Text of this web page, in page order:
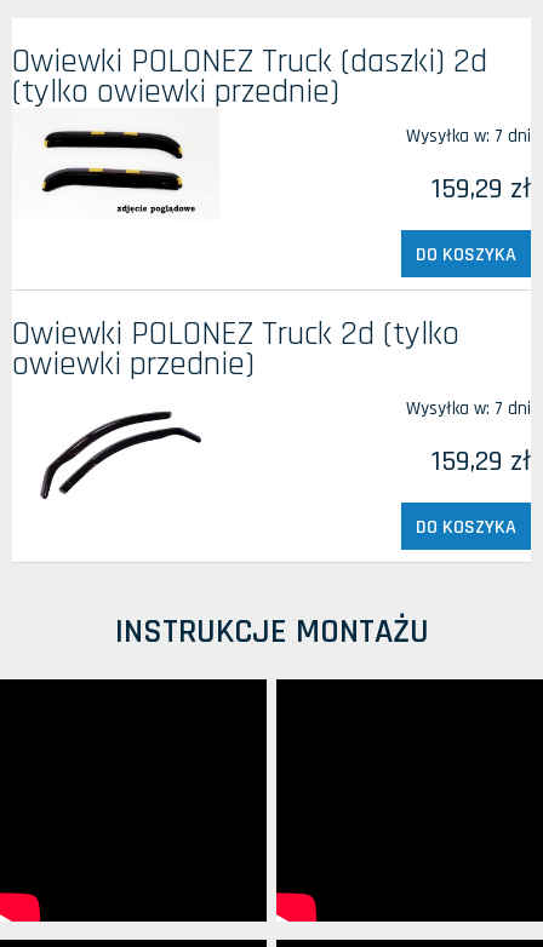
Owiewki POLONEZ Truck (daszki) 2d
(tylko owiewki przednie)
Wysyłka w: 7 dni
159,29 zł
DO KOSZYKA
Owiewki POLONEZ Truck 2d (tylko
owiewki przednie)
Wysyłka w: 7 dni
159,29 zł
DO KOSZYKA
INSTRUKCJE MONTAŻU